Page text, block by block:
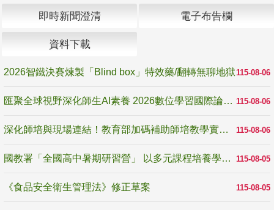
即時新聞澄清 電子布告欄
資料下載
115-08-06
2026智鐵決賽煉製「Blind box」特效藥/翻轉無聊地獄
115-08-06
匯聚全球視野深化師生AI素養 2026數位學習國際論壇高雄登場
115-08-06
深化師培與現場連結！教育部加碼補助師培教學實踐研究 10月師培國際研討會交流教學實踐經驗
115-08-05
國教署「全國高中暑期研習營」 以多元課程培養學生瞭解誠信專業與倫理價值
115-08-05
《食品安全衛生管理法》修正草案